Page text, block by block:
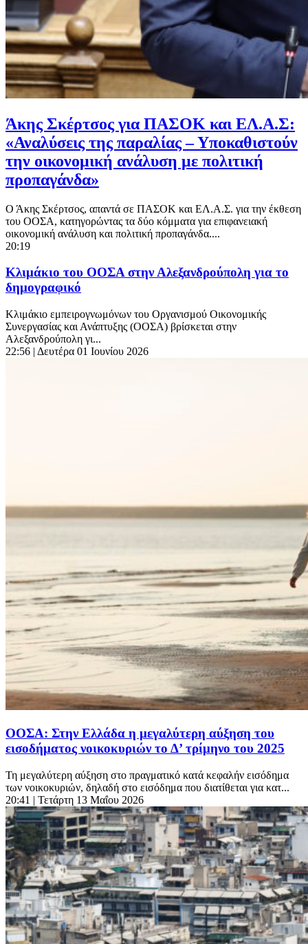
Άκης Σκέρτσος για ΠΑΣΟΚ και ΕΛ.Α.Σ:
«Αναλύσεις της παραλίας – Υποκαθιστούν
την οικονομική ανάλυση με πολιτική
προπαγάνδα»
Ο Άκης Σκέρτσος, απαντά σε ΠΑΣΟΚ και ΕΛ.Α.Σ. για την έκθεση
του ΟΟΣΑ, κατηγορώντας τα δύο κόμματα για επιφανειακή
οικονομική ανάλυση και πολιτική προπαγάνδα....
20:19
Κλιμάκιο του ΟΟΣΑ στην Αλεξανδρούπολη για το
δημογραφικό
Κλιμάκιο εμπειρογνωμόνων του Οργανισμού Οικονομικής
Συνεργασίας και Ανάπτυξης (ΟΟΣΑ) βρίσκεται στην
Αλεξανδρούπολη γι...
22:56 | Δευτέρα 01 Ιουνίου 2026
ΟΟΣΑ: Στην Ελλάδα η μεγαλύτερη αύξηση του
εισοδήματος νοικοκυριών το Δ’ τρίμηνο του 2025
Τη μεγαλύτερη αύξηση στο πραγματικό κατά κεφαλήν εισόδημα
των νοικοκυριών, δηλαδή στο εισόδημα που διατίθεται για κατ...
20:41 | Τετάρτη 13 Μαΐου 2026